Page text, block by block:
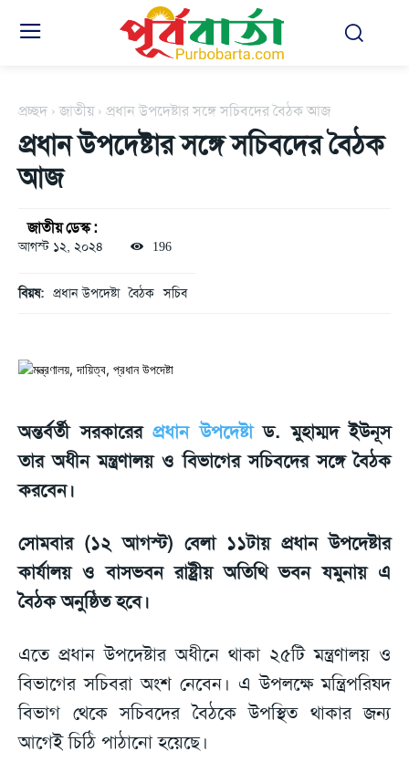
প্রচ্ছদ জাতীয় প্রধান উপদেষ্টার সঙ্গে সচিবদের বৈঠক আজ
প্রধান উপদেষ্টার সঙ্গে সচিবদের বৈঠক
আজ
জাতীয় ডেস্ক :
আগস্ট ১২, ২০২৪ 196
বিয়ষ: প্রধান উপদেষ্টা বৈঠক সচিব
অন্তর্বর্তী সরকারের প্রধান উপদেষ্টাড. মুহাম্মদ ইউনূস
তার অধীন মন্ত্রণালয় ও বিভাগের সচিবদের সঙ্গে বৈঠক
করবেন।
সোমবার (১২ আগস্ট) বেলা ১১টায় প্রধান উপদেষ্টার
কার্যালয় ও বাসভবন রাষ্ট্রীয় অতিথি ভবন যমুনায় এ
বৈঠক অনুষ্ঠিত হবে।
এতে প্রধান উপদেষ্টার অধীনে থাকা ২৫টি মন্ত্রণালয় ও
বিভাগের সচিবরা অংশ নেবেন। এ উপলক্ষে মন্ত্রিপরিষদ
বিভাগ থেকে সচিবদের বৈঠকে উপস্থিত থাকার জন্য
আগেই চিঠি পাঠানো হয়েছে।